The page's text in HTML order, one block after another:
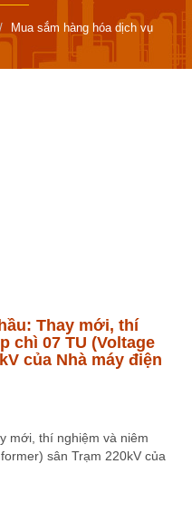
Mua sắm hàng hóa dịch vụ
Thay mới, thí
chì 07 TU (Voltage
của Nhà máy điện
mới, thí nghiệm và niêm
sân Trạm 220kV của